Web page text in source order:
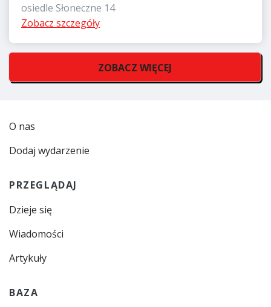
osiedle Słoneczne 14
Zobacz szczegóły
ZOBACZ WIĘCEJ
O nas
Dodaj wydarzenie
PRZEGLĄDAJ
Dzieje się
Wiadomości
Artykuły
BAZA